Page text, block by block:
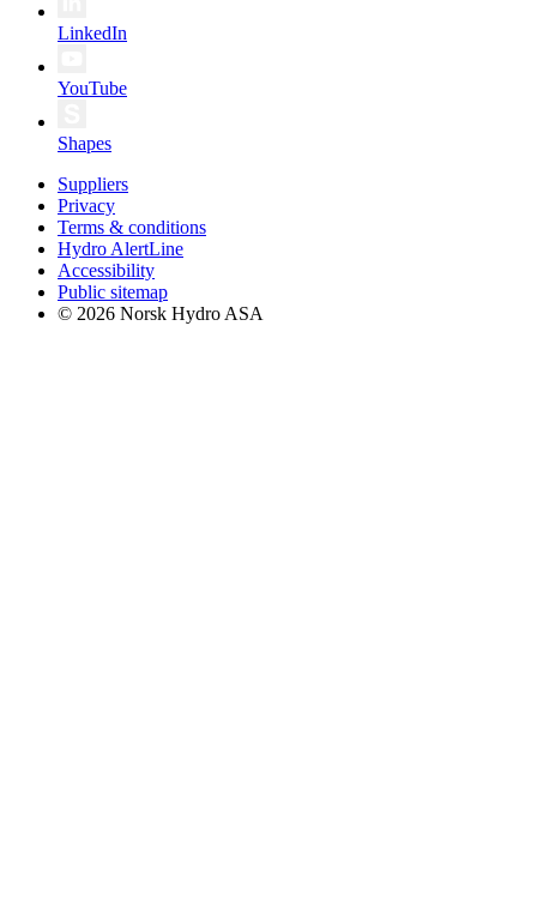
LinkedIn
YouTube
Shapes
Suppliers
Privacy
Terms & conditions
Hydro AlertLine
Accessibility
Public sitemap
© 2026 Norsk Hydro ASA